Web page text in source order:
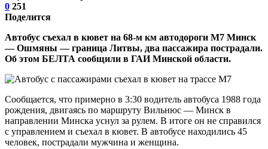
0 251
Поделится
Автобус съехал в кювет на 68-м км автодороги М7 Минск
— Ошмяны — граница Литвы, два пассажира пострадали.
Об этом БЕЛТА сообщили в ГАИ Минской области.
Сообщается, что примерно в 3:30 водитель автобуса 1988 года
рождения, двигаясь по маршруту Вильнюс — Минск в
направлении Минска уснул за рулем. В итоге он не справился
с управлением и съехал в кювет. В автобусе находились 45
человек, пострадали мужчина и женщина.